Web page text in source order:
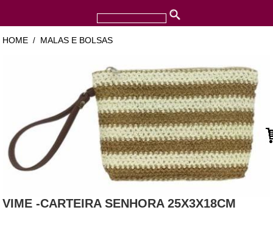
HOME / MALAS E BOLSAS
VIME -CARTEIRA SENHORA 25X3X18CM